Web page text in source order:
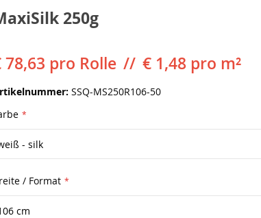
250g
78,63 pro Rolle € 1,48 pro m²
SSQ-MS250R106-50
/ Format